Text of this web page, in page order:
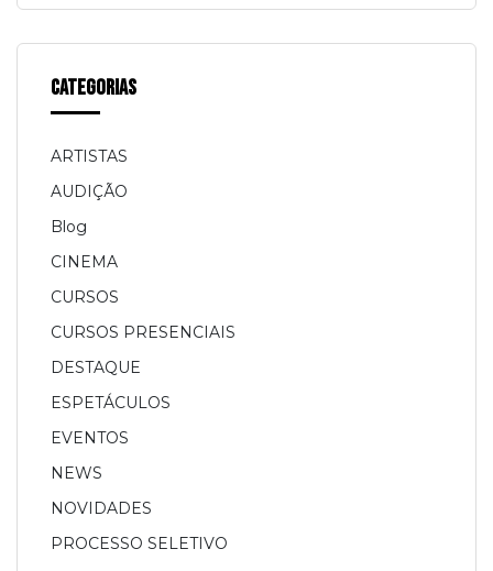
Categorias
ARTISTAS
AUDIÇÃO
Blog
CINEMA
CURSOS
CURSOS PRESENCIAIS
DESTAQUE
ESPETÁCULOS
EVENTOS
NEWS
NOVIDADES
PROCESSO SELETIVO